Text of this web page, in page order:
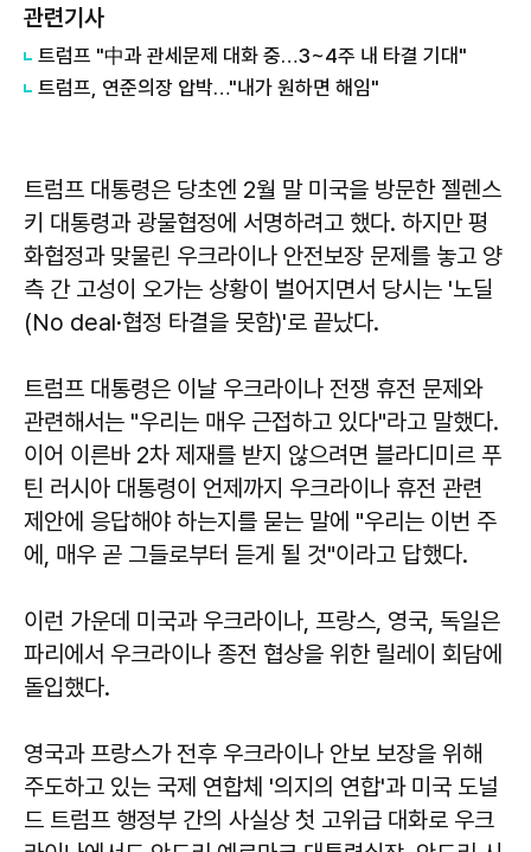
관련기사
트럼프 "中과 관세문제 대화 중…3~4주 내 타결 기대"
트럼프, 연준의장 압박…"내가 원하면 해임"
트럼프 대통령은 당초엔 2월 말 미국을 방문한 젤렌스
키 대통령과 광물협정에 서명하려고 했다. 하지만 평
화협정과 맞물린 우크라이나 안전보장 문제를 놓고 양
측 간 고성이 오가는 상황이 벌어지면서 당시는 '노딜
(No deal·협정 타결을 못함)'로 끝났다.
트럼프 대통령은 이날 우크라이나 전쟁 휴전 문제와
관련해서는 "우리는 매우 근접하고 있다"라고 말했다.
이어 이른바 2차 제재를 받지 않으려면 블라디미르 푸
틴 러시아 대통령이 언제까지 우크라이나 휴전 관련
제안에 응답해야 하는지를 묻는 말에 "우리는 이번 주
에, 매우 곧 그들로부터 듣게 될 것"이라고 답했다.
이런 가운데 미국과 우크라이나, 프랑스, 영국, 독일은
파리에서 우크라이나 종전 협상을 위한 릴레이 회담에
돌입했다.
영국과 프랑스가 전후 우크라이나 안보 보장을 위해
주도하고 있는 국제 연합체 '의지의 연합'과 미국 도널
드 트럼프 행정부 간의 사실상 첫 고위급 대화로 우크